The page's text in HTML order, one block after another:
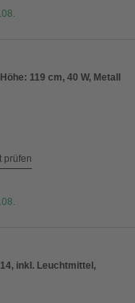
119 cm, 40 W, Metall
prüfen
inkl. Leuchtmittel,